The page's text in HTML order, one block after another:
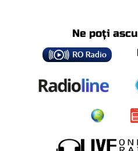
Ne poți